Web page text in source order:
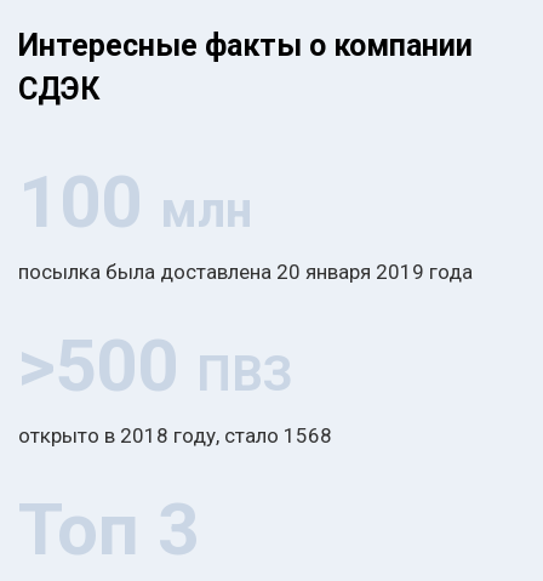
Интересные факты о компании
СДЭК
100 млн
посылка была доставлена 20 января 2019 года
>500 ПВЗ
открыто в 2018 году, стало 1568
Топ 3